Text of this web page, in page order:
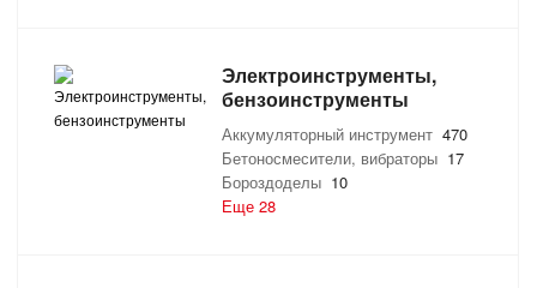
Электроинструменты,
бензоинструменты
Аккумуляторный инструмент 470
Бетоносмесители, вибраторы 17
Бороздоделы 10
Еще 28